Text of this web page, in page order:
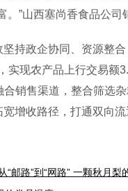
”山西塞尚香食品公司
政企协同、资源整合
实现农产品上行交易额
合销售渠道，整合筛
增收路径，打通双向
从“邮路”到“网路” 一颗秋月梨